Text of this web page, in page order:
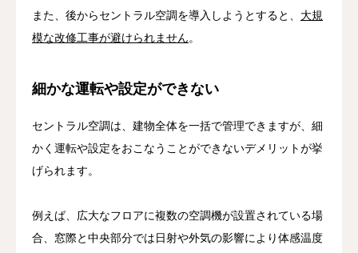
また、後からセントラル空調を導入しようとすると、 大規
模な改修工事が避けられません。
細かな運転や設定ができない
セントラル空調は、建物全体を一括で管理できますが、細
かく運転や設定をおこなうことができないデメリットが挙
げられます。
例えば、広大なフロアに複数の空調機が設置されている場
合、窓際と中央部分では日射や外気の影響により体感温度